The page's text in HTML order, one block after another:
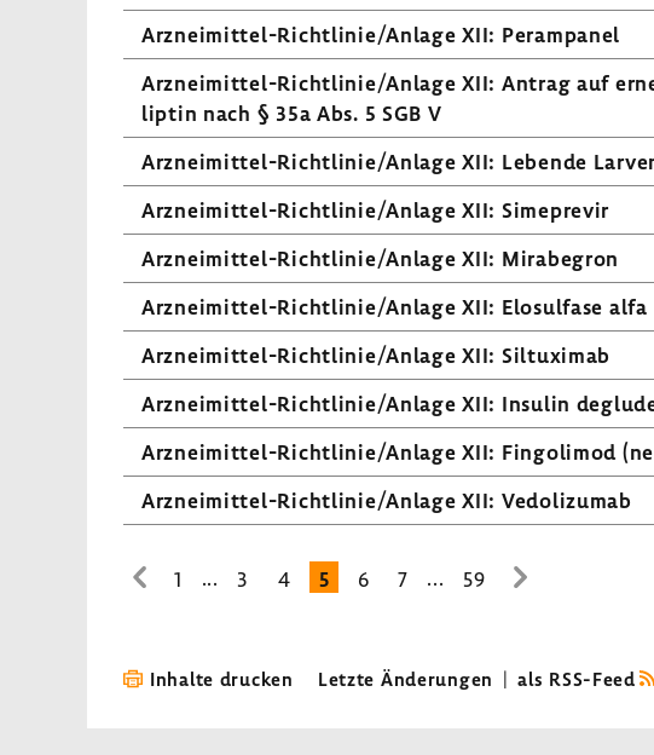
Arzneimittel-​Richtlinie/Anlage XII: Peram­panel
Arzneimittel-​Richtlinie/Anlage XII: Antrag auf
liptin nach § 35a Abs. 5 SGB V
Arzneimittel-​Richtlinie/Anlage XII: Lebende
Arzneimittel-​Richtlinie/Anlage XII: Sime­previr
Arzneimittel-​Richtlinie/Anlage XII: Mira­be­gron
Arzneimittel-​Richtlinie/Anlage XII: Elosul­fase alfa
Arzneimittel-​Richtlinie/Anlage XII: Siltu­ximab
Arzneimittel-​Richtlinie/Anlage XII: Insulin
Arzneimittel-​Richtlinie/Anlage XII: Fingo­limod
Arzneimittel-​Richtlinie/Anlage XII: Vedo­li­zumab
zur
Seite
1 ... 3 4 5 6 7 ... 59
zur
Inhalte drucken Letzte Änderungen | als RSS-Feed